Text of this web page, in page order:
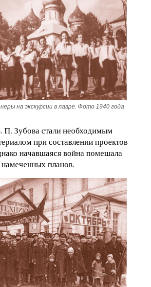
на экскурсии в лавре. Фото 1940 года
П. Зубова стали необходимым
при составлении проектов
начавшаяся война помешала
планов.